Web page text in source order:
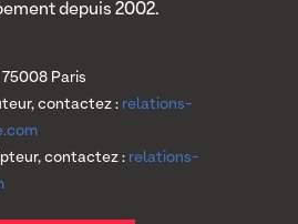
depuis 2002.
75008 Paris
contactez : relations-
contactez : relations-